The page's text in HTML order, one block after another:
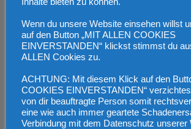
Das könnte dir auch
Wenn du unsere Website einsehen willst
auf den Button „MIT ALLEN COOKIES
EINVERSTANDEN“ klickst stimmst du
ALLEN Cookies zu.
ACHTUNG: Mit diesem Klick auf den
COOKIES EINVERSTANDEN“
von dir beauftragte Person somit
eine wie auch immer geartete
Verbindung mit dem Datenschutz unserer